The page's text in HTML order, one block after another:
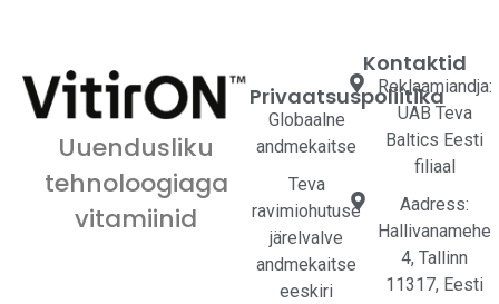
Uuendusliku
tehnoloogiaga
vitamiinid
Privaatsuspoliitika
Globaalne
andmekaitse
Teva
ravimiohutuse
järelvalve
andmekaitse
eeskiri
Kontaktid
Reklaamiandja:
UAB Teva
Baltics Eesti
filiaal
Aadress:
Hallivanamehe
4, Tallinn
11317, Eesti